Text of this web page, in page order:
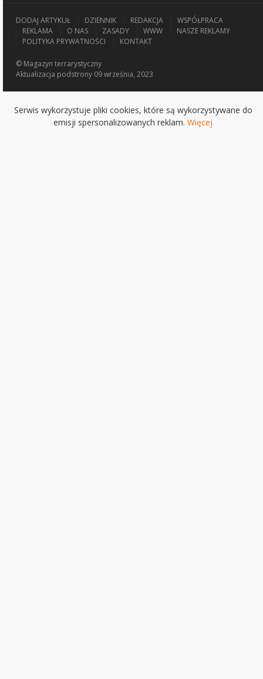
DODAJ ARTYKUŁ DZIENNIK REDAKCJA
WSPÓŁPRACA
REKLAMA
O NAS ZASADY WWW
NASZE REKLAMY
POLITYKA PRYWATNOŚCI
KONTAKT
© Magazyn terrarystyczny
Aktualizacja podstrony 09 września, 2023
Serwis wykorzystuje pliki cookies, które są wykorzystywane do
emisji spersonalizowanych reklam. Więcej